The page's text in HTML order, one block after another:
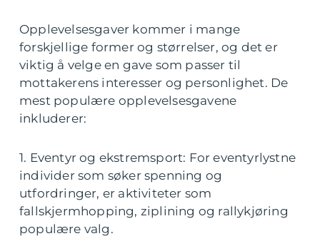
Opplevelsesgaver kommer i mange
forskjellige former og størrelser, og det er
viktig å velge en gave som passer til
mottakerens interesser og personlighet. De
mest populære opplevelsesgavene
inkluderer:
1. Eventyr og ekstremsport: For eventyrlystne
individer som søker spenning og
utfordringer, er aktiviteter som
fallskjermhopping, ziplining og rallykjøring
populære valg.